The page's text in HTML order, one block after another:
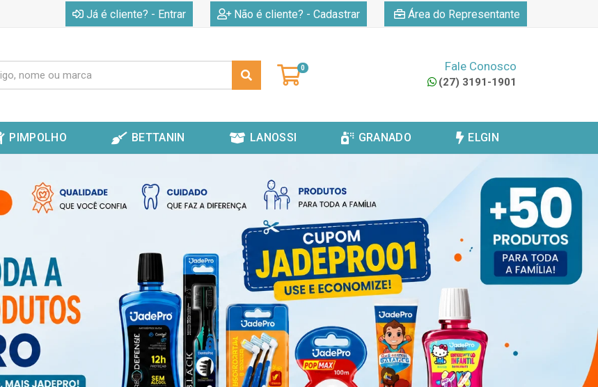
Já é cliente? - Entrar Não é cliente? - Cadastrar Área do Representante
0 Fale Conosco
(27) 3191-1901
PIMPOLHO BETTANIN LANOSSI GRANADO ELGIN